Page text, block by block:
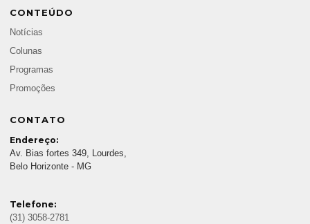
CONTEÚDO
Notícias
Colunas
Programas
Promoções
CONTATO
Endereço:
Av. Bias fortes 349, Lourdes,
Belo Horizonte - MG
Telefone:
(31) 3058-2781